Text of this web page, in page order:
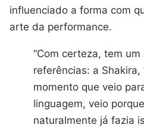
influenciado a forma com
arte da performance.
“Com certeza, tem um
referências: a Shakira,
momento que veio
linguagem, veio
naturalmente já fazia